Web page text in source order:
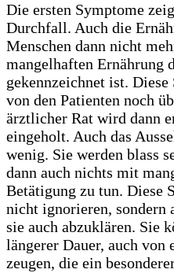
Die ersten Symptome
Durchfall. Auch die
Menschen dann nicht
mangelhaften Ernährung
gekennzeichnet ist.
von den Patienten noch
ärztlicher Rat wird dann
eingeholt. Auch das
wenig. Sie werden blass
dann auch nichts mit
Betätigung zu tun. Diese
nicht ignorieren, sondern
sie auch abzuklären. Sie
längerer Dauer, auch von
zeugen, die ein